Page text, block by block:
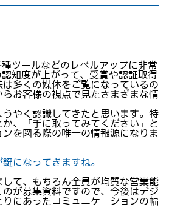
ツールなどのレベルアップに非常
知度が上がって、受賞や認証取得
多くの媒体をご覧になっているの
お客様の視点で見たさまざまな情
やく認識してきたと思います。特
、「手に取ってみてください」と
を図る際の唯一の情報源になりま
になってきますね。
て、もちろん全員が均質な営業能
が募集資料ですので、今後はデジ
にあったコミュニケーションの幅